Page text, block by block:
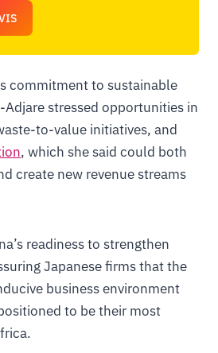
commitment to sustainable
stressed opportunities in
to-value initiatives, and
, which she said could both
create new revenue streams
readiness to strengthen
Japanese firms that the
business environment
to be their most